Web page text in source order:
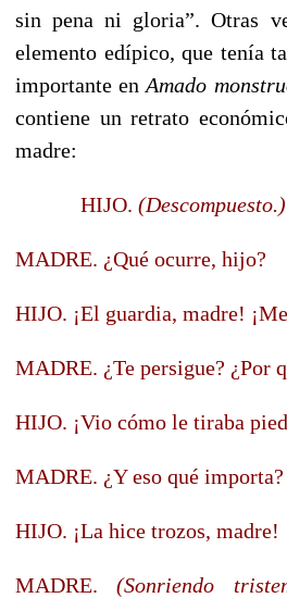
sin pena ni gloria”. Otras
elemento edípico, que tenía
importante enAmado
contiene un retrato
madre:
HIJO. (Descompuesto.)
MADRE. ¿Qué ocurre, hijo?
HIJO. ¡El guardia, madre!
MADRE. ¿Te persigue? ¿Por
HIJO. ¡Vio cómo le tiraba
MADRE. ¿Y eso qué importa?
HIJO. ¡La hice trozos, madre!
MADRE.(Sonriendo